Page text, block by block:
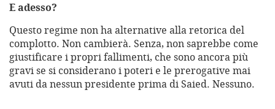
E adesso?
Questo regime non ha alternative alla retorica del
complotto. Non cambierà. Senza, non saprebbe come
giustificare i propri fallimenti, che sono ancora più
gravi se si considerano i poteri e le prerogative mai
avuti da nessun presidente prima di Saied. Nessuno.